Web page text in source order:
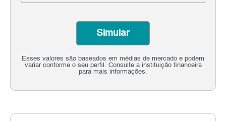
Esses valores são baseados em médias de mercado e podem
variar conforme o seu perfil. Consulte a instituição financeira
para mais informações.
Simular